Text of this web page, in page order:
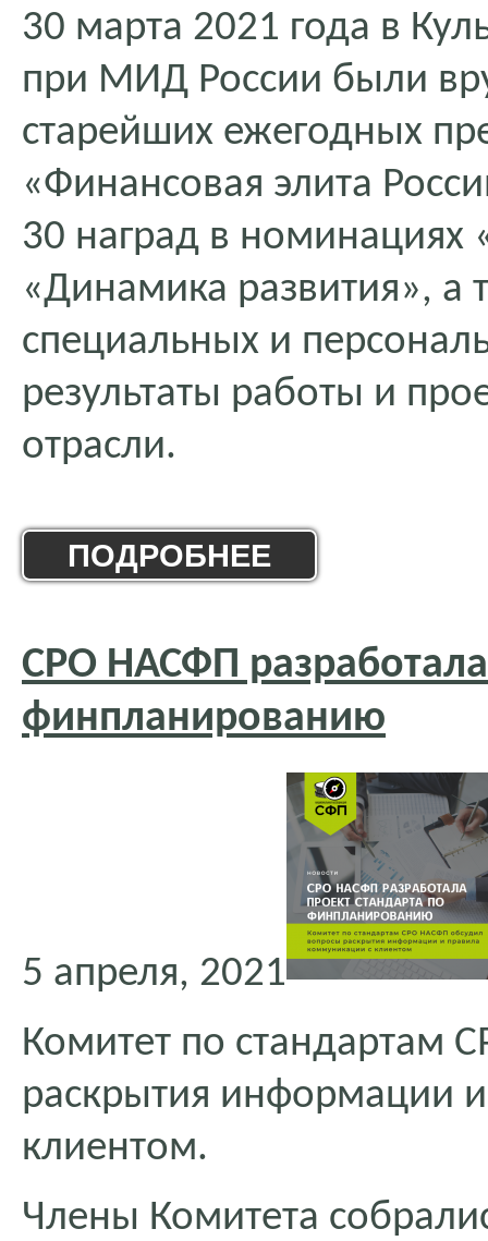
30 марта 2021 года в
при МИД России были
старейших ежегодных
«Финансовая элита
30 наград в номинациях
«Динамика развития», а
специальных и
результаты работы и
отрасли.
ПОДРОБНЕЕ
СРО НАСФП
финпланированию
5 апреля, 2021
Комитет по стандартам
раскрытия информации
клиентом.
Члены Комитета